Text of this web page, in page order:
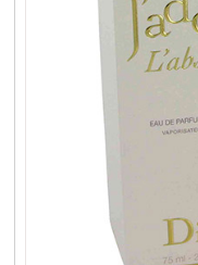
Sữa rửa mặt | Tẩy
Sản phẩm trang
Kit | Samples các loại
Cushion | BB cream
Giảm cân | Tăng cân
Sp chăm sóc da khác